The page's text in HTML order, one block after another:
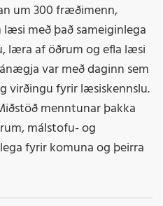
um 300 fræðimenn,
með það sameiginlega
læra af öðrum og efla læsi
var með daginn sem
virðingu fyrir læsiskennslu.
menntunar þakka
málstofu- og
fyrir komuna og þeirra